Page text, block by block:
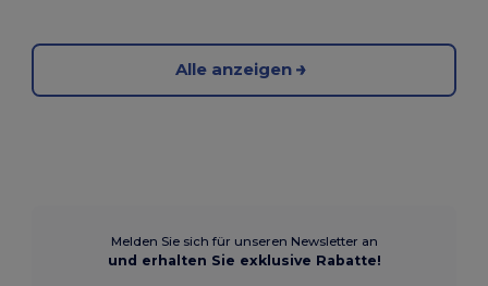
Alle anzeigen
Melden Sie sich für unseren Newsletter an
und erhalten Sie exklusive Rabatte!